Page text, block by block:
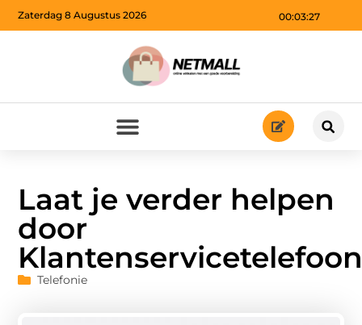
00:03:28
Zaterdag 8 Augustus 2026
Laat je verder helpen
door
Telefonie